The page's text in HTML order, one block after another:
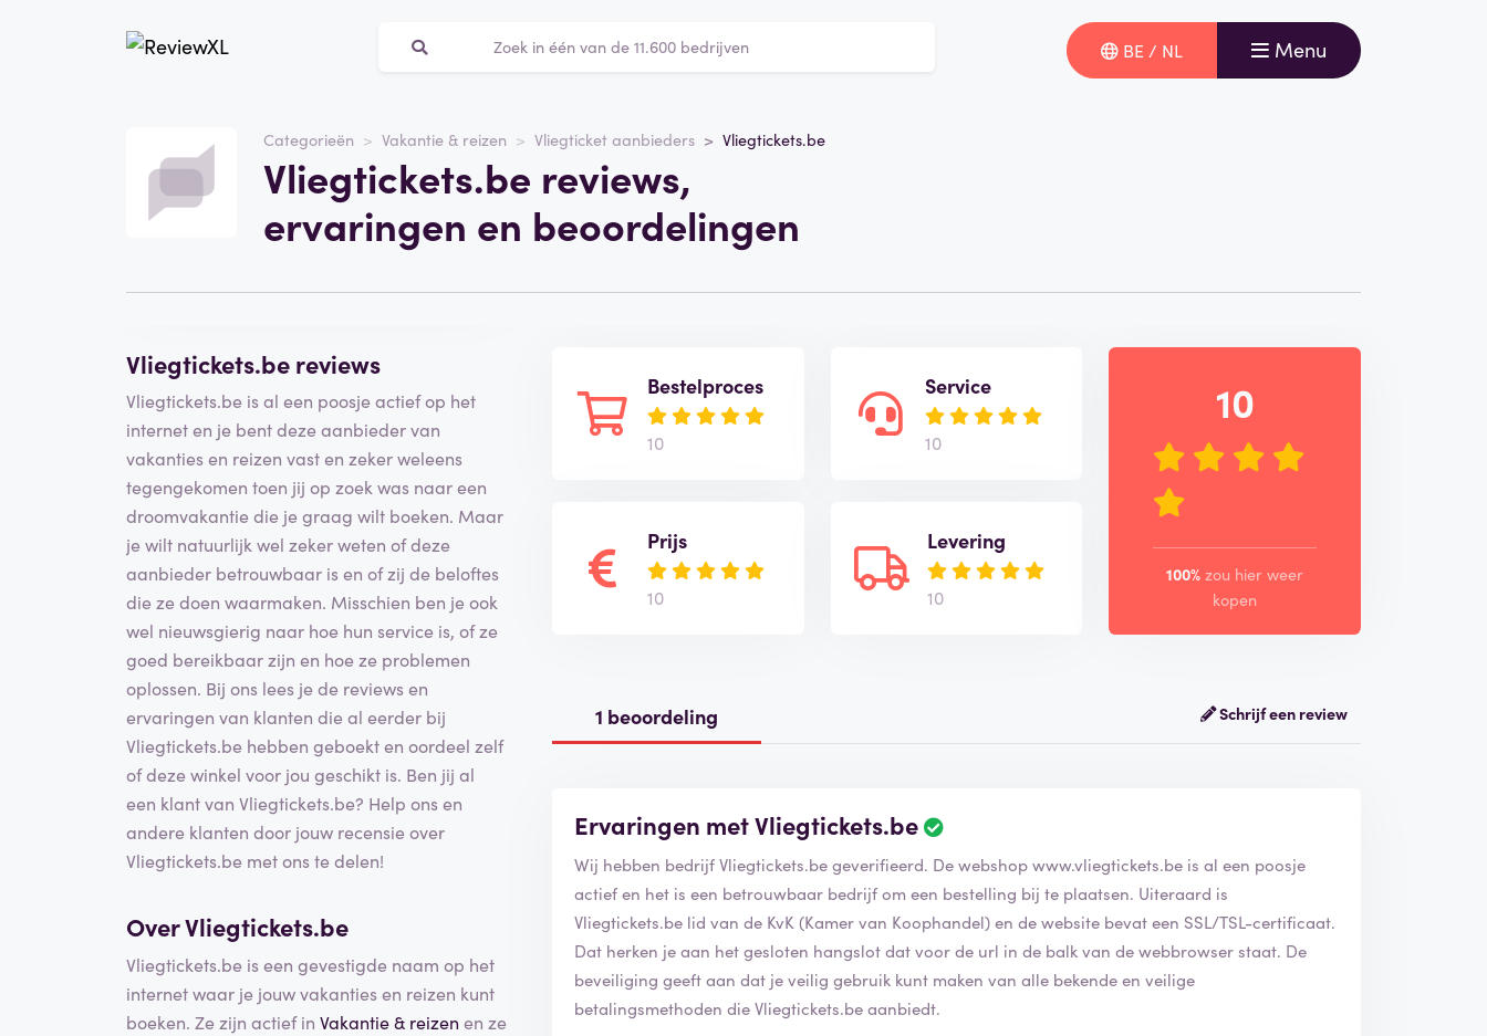
BE / NL Menu
Categorieën Vakantie & reizen Vliegticket aanbieders Vliegtickets.be
Vliegtickets.be reviews,
ervaringen en beoordelingen
Vliegtickets.be
Categorie
Vakantie & reizen
Schrijf een beoordeling
Vliegtickets.be reviews
Vliegtickets.be is al een poosje actief op het
internet en je bent deze aanbieder van
vakanties en reizen vast en zeker weleens
tegengekomen toen jij op zoek was naar een
droomvakantie die je graag wilt boeken. Maar
je wilt natuurlijk wel zeker weten of deze
aanbieder betrouwbaar is en of zij de beloftes
die ze doen waarmaken. Misschien ben je ook
wel nieuwsgierig naar hoe hun service is, of ze
goed bereikbaar zijn en hoe ze problemen
oplossen. Bij ons lees je de reviews en
ervaringen van klanten die al eerder bij
Vliegtickets.be hebben geboekt en oordeel zelf
of deze winkel voor jou geschikt is. Ben jij al
een klant van Vliegtickets.be? Help ons en
andere klanten door jouw recensie over
Vliegtickets.be met ons te delen!
Over Vliegtickets.be
Vliegtickets.be is een gevestigde naam op het
internet waar je jouw vakanties en reizen kunt
boeken. Ze zijn actief in Vakantie & reizen en ze
Bestelproces
10
Prijs
10
Service
10
Levering
10
10
100% zou hier weer
kopen
1 beoordeling Schrijf een review
Ervaringen met Vliegtickets.be
Wij hebben bedrijf Vliegtickets.be geverifieerd. De webshopwww.vliegtickets.be is al een poosje
actief en het is een betrouwbaar bedrijf om een bestelling bij te plaatsen. Uiteraard is
Vliegtickets.be lid van de KvK (Kamer van Koophandel) en de website bevat een SSL/TSL-certificaat.
Dat herken je aan het gesloten hangslot dat voor de url in de balk van de webbrowser staat. De
beveiliging geeft aan dat je veilig gebruik kunt maken van alle bekende en veilige
betalingsmethoden die Vliegtickets.be aanbiedt.